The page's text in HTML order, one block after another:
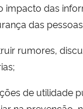
impacto das
das
rumores,
de utilidade